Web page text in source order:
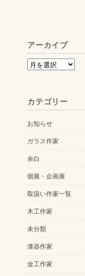
アーカイブ
ア
イ
カテゴリー
お知らせ
ガラス作家
余白
個展・企画展
取扱い作家一覧
木工作家
未分類
漆器作家
金工作家